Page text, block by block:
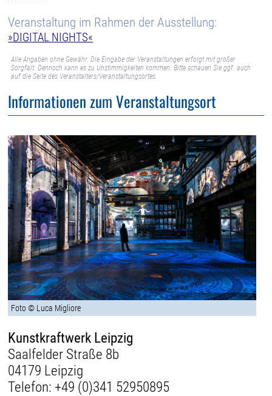
Veranstaltung im Rahmen der Ausstellung:
»DIGITAL NIGHTS«
Alle Angaben ohne Gewähr. Die Eingabe der Veranstaltungen erfolgt mit großer
Sorgfalt. Dennoch kann es zu Unstimmigkeiten kommen. Bitte schauen Sie ggf. auch
auf die Seite des Veranstalters/Veranstaltungsortes.
Informationen zum Veranstaltungsort
Foto © Luca Migliore
Kunstkraftwerk Leipzig
Saalfelder Straße 8b
04179 Leipzig
Telefon: +49 (0)341 52950895